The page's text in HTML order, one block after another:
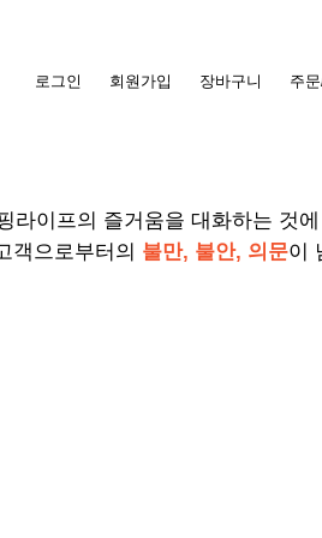
로그인 회원가입 장바구니 주
라이프의 즐거움을 대화하는 것
객으로부터의 불만, 불안, 의문이